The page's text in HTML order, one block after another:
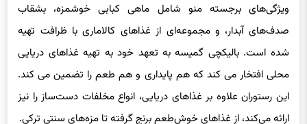
ویژگی‌های برجسته منو شامل ماهی کبابی خوشمزه، بشقاب
صدف‌های آبدار، و مجموعه‌ای از غذاهای کالاماری با ظرافت تهیه
شده است. بالیکچی گمیسه به تعهد خود به تهیه غذاهای دریایی
محلی افتخار می کند که هم پایداری و هم طعم را تضمین می کند.
این رستوران علاوه بر غذاهای دریایی، انواع مخلفات ‌دست‌ساز را نیز
ارائه می‌کند، از غذاهای خوش‌طعم برنج گرفته تا مزه‌های سنتی ترکی.